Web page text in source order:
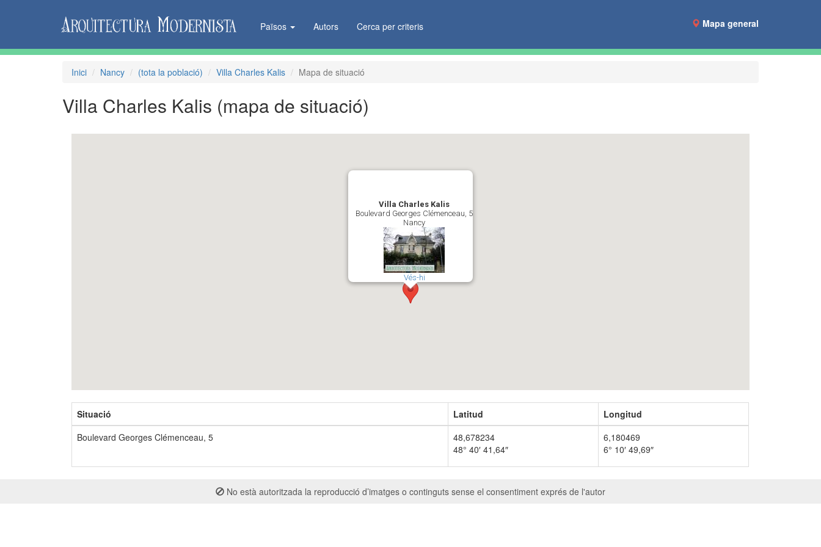
Països Autors Cerca per criteris Mapa general
Inici Nancy (tota la població) Villa Charles Kalis Mapa de situació
Villa Charles Kalis (mapa de situació)
Villa Charles Kalis
Boulevard Georges Clémenceau, 5
Nancy
Vés-hi
Situació Latitud
Longitud
Boulevard Georges Clémenceau, 5
48,678234
48° 40′ 41,64″
6,180469
6° 10′ 49,69″
No està autoritzada la reproducció d’imatges o continguts sense el consentiment exprés de l'autor